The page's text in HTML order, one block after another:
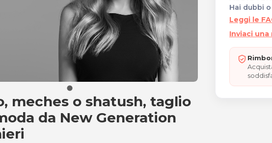
o shatush, taglio e piega
meches o shatush, taglio
da New Generation
Hai dubbi
Leggi le
Inviaci